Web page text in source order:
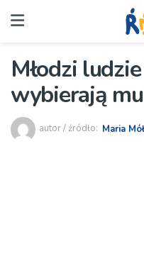
Młodzi
wybierają
autor / źródło: Maria